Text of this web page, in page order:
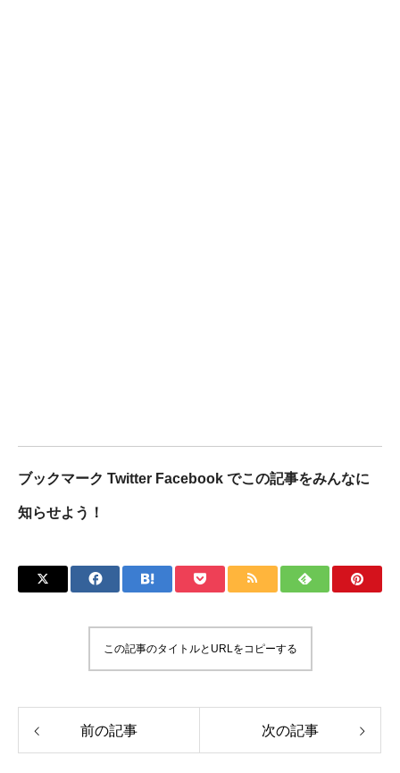
ブックマーク Twitter Facebook でこの記事をみんなに
知らせよう！
この記事のタイトルとURLをコピーする
前の記事 次の記事